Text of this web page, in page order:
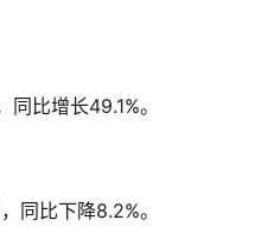
比增长49.1%。
同比下降8.2%。